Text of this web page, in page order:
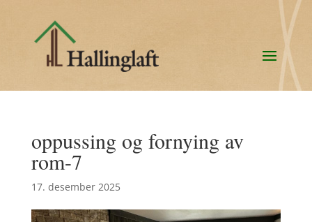
oppussing og fornying av
rom-7
17. desember 2025